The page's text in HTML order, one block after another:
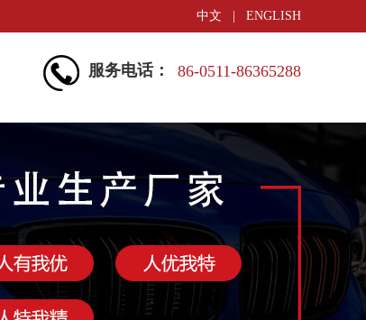
中文 ENGLISH
服务电话： 86-0511-86365288